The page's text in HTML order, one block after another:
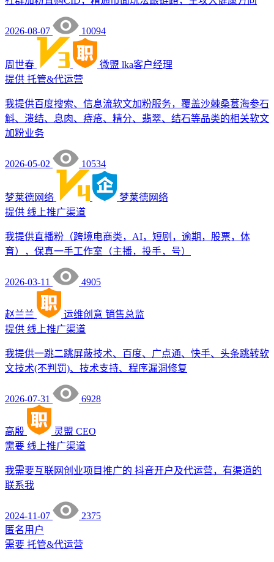
2026-08-07 10094
周世春 微盟 lka客户经理
提供 托管&代运营
我提供百度搜索、信息流软文加粉服务，覆盖沙棘桑葚海参石
斛、溃结、息肉、痔疮、精分、翡翠、结石等品类的相关软文
加粉业务
2026-05-02 10534
梦莱德网络
梦莱德网络
提供 线上推广渠道
我提供直播粉（跨境电商类，AI，短剧，逾期，股票，体
育），保真一手工作室（主播，投手，号）
2026-03-11 4905
赵兰兰 运维创意 销售总监
提供 线上推广渠道
我提供一跳二跳屏蔽技术、百度、广点通、快手、头条跳转软
文技术(不判罚)、技术支持、程序漏洞修复
2026-07-31 6928
高殷 灵盟 CEO
需要 线上推广渠道
我需要互联网创业项目推广的 抖音开户及代运营，有渠道的
联系我
2024-11-07
2375
匿名用户
需要 托管&代运营